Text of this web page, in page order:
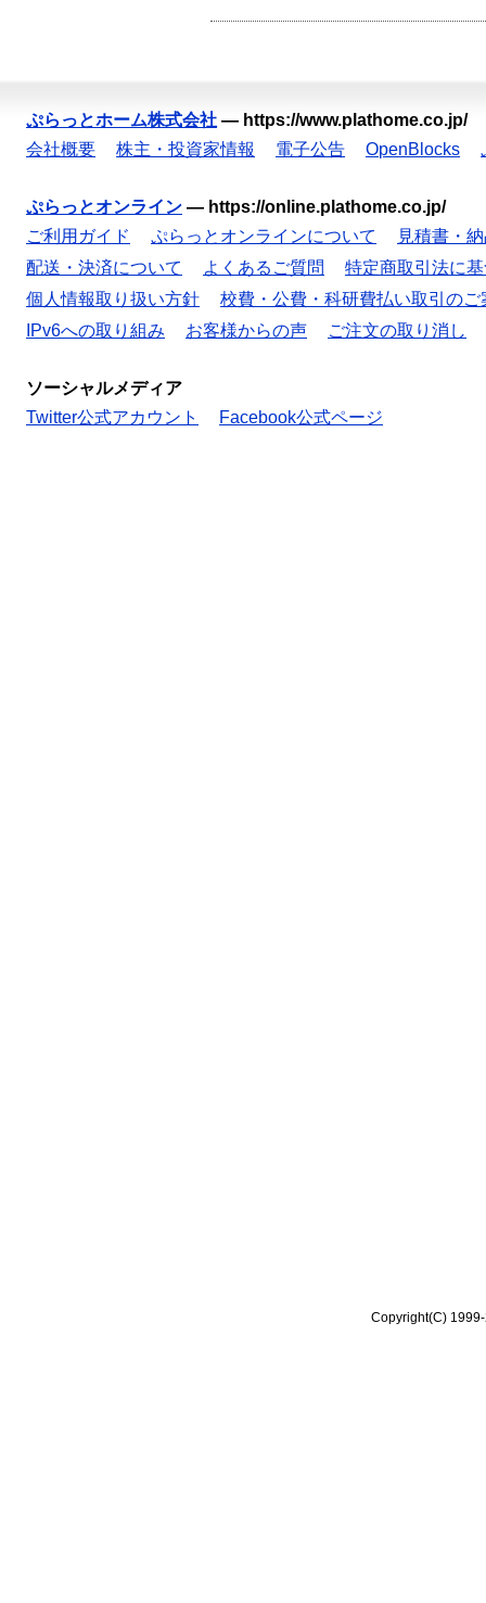
ぷらっとホーム株式会社 — https://www.plathome.co.jp/
会社概要
株主・投資家情報 電子公告 OpenBlocks
ぷらっとオンライン — https://online.plathome.co.jp/
ご利用ガイド
ぷらっとオンラインについて
見積書・
配送・決済について
よくあるご質問
特定商取引法に
個人情報取り扱い方針
校費・公費・科研費払い取引のご
IPv6への取り組み
お客様からの声 ご注文の取り消し
ソーシャルメディア
Twitter公式アカウント
Facebook公式ページ
Copyright(C)